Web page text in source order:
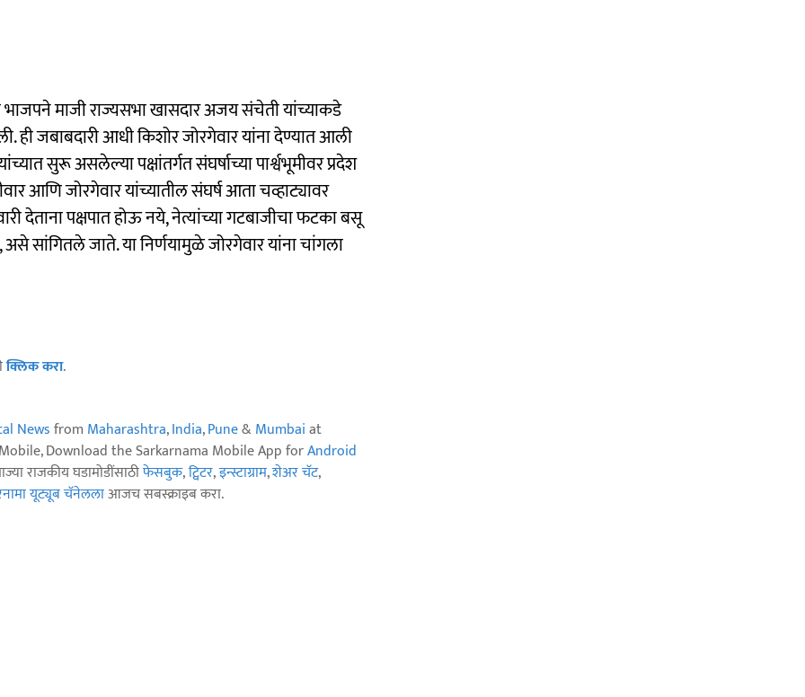
माजी राज्यसभा खासदार अजय संचेती यांच्याकडे
ही जबाबदारी आधी किशोर जोरगेवार यांना देण्यात आली
सुरू असलेल्या पक्षांतर्गत संघर्षाच्या पार्श्वभूमीवर प्रदेश
आणि जोरगेवार यांच्यातील संघर्ष आता चव्हाट्यावर
देताना पक्षपात होऊ नये, नेत्यांच्या गटबाजीचा फटका बसू
सांगितले जाते. या निर्णयामुळे जोरगेवार यांना चांगला
क्लिक करा.
Newsfrom Maharashtra,India,Pune& Mumbaiat
Download the Sarkarnama Mobile App forAndroid
राजकीय घडामोडींसाठीफेसबुक,ट्विटर,इन्स्टाग्राम,शेअर चॅट,
यूट्यूब चॅनेललाआजच सबस्क्राइब करा.